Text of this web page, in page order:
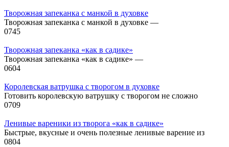
Творожная запеканка с манкой в духовке
Творожная запеканка с манкой в духовке —
0745
Творожная запеканка «как в садике»
Творожная запеканка «как в садике» —
0604
Королевская ватрушка с творогом в духовке
Готовить королевскую ватрушку с творогом не сложно
0709
Ленивые вареники из творога «как в садике»
Быстрые, вкусные и очень полезные ленивые варение из
0804